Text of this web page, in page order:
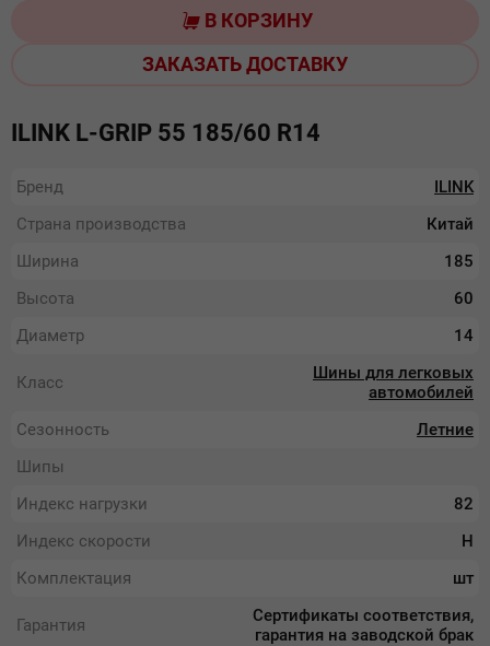
В КОРЗИНУ
ЗАКАЗАТЬ ДОСТАВКУ
ILINK L-GRIP 55 185/60 R14
Бренд
ILINK
Страна производства
Китай
Ширина
185
Высота
60
Диаметр
14
Класс
Шины для легковых
автомобилей
Сезонность
Летние
Шипы
Индекс нагрузки
82
Индекс скорости
Н
Комплектация
шт
Гарантия
Сертификаты соответствия,
гарантия на заводской брак